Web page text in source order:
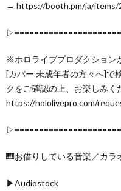
→ https://booth.pm/ja/items/
※ホロライブプロダクション
[カバー 未成年者の方々へ]で
クをご確認の上、お楽しみく
https://hololivepro.com/
🎹お借りしている音楽／カラ
▶Audiostock